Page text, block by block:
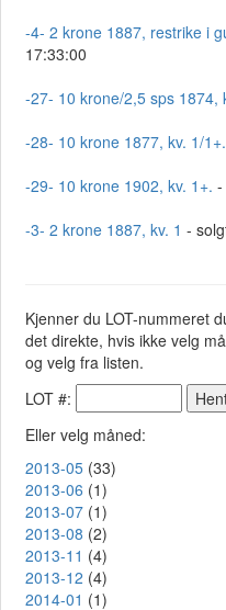
-4- 2 krone 1887, restrike i
17:33:00
-27- 10 krone/2,5 sps 1874,
-28- 10 krone 1877, kv. 1/1+.
-29- 10 krone 1902, kv. 1+. -
-3- 2 krone 1887, kv. 1 -
Kjenner du LOT-nummeret
det direkte, hvis ikke velg
og velg fra listen.
LOT #:
Eller velg måned:
2013-05 (33)
2013-06 (1)
2013-07 (1)
2013-08 (2)
2013-11 (4)
2013-12 (4)
2014-01 (1)